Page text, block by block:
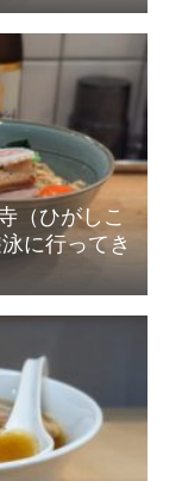
（ひがしこ
に行ってき